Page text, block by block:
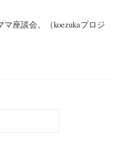
座談会。（koezukaプロジ